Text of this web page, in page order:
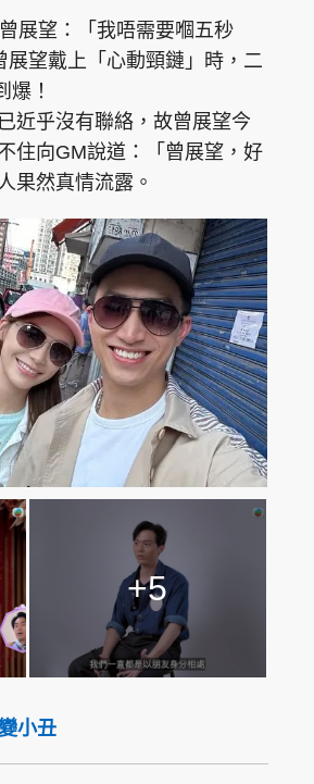
展望：「我唔需要嗰五秒
望戴上「心動頸鏈」時，二
！
近乎沒有聯絡，故曾展望今
住向GM說道：「曾展望，好
果然真情流露。
+5
小丑